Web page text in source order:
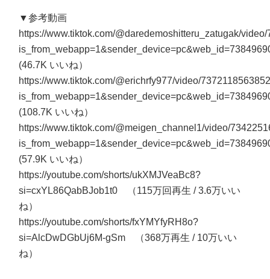
▼参考動画
https://www.tiktok.com/@daredemoshitteru_zatugak/
(46.7K いいね）
https://www.tiktok.com/@erichrfy977/video/
(108.7K いいね）
https://www.tiktok.com/@meigen_channel1/video/
(57.9K いいね）
https://youtube.com/shorts/ukXMJVeaBc8?
si=cxYL86QabBJob1t0 （115万回再生 / 3.6万いい
ね）
https://youtube.com/shorts/fxYMYfyRH8o?
si=AlcDwDGbUj6M-gSm （368万再生 / 10万いい
ね）